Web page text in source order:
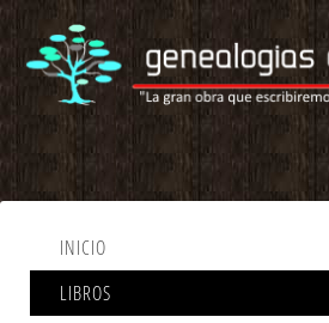
INICIO
LIBROS